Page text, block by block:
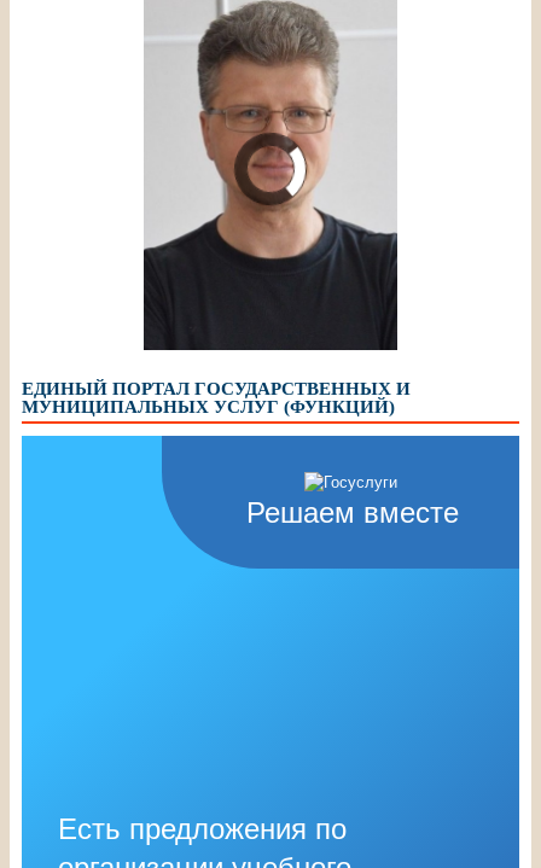
Шалимов Сергей
ЕДИНЫЙ ПОРТАЛ ГОСУДАРСТВЕННЫХ И
МУНИЦИПАЛЬНЫХ УСЛУГ (ФУНКЦИЙ)
Решаем вместе
Есть предложения по